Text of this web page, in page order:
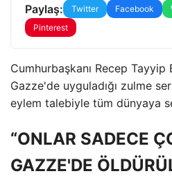
Paylaş: Twitter Facebook
Pinterest
Cumhurbaşkanı Recep
Gazze'de uyguladığı zulme
eylem talebiyle tüm dünyaya
“ONLAR SADECE
GAZZE'DE